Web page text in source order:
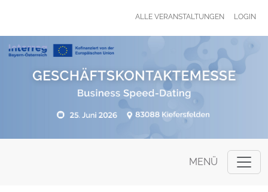
ALLE VERANSTALTUNGEN LOGIN
MENÜ